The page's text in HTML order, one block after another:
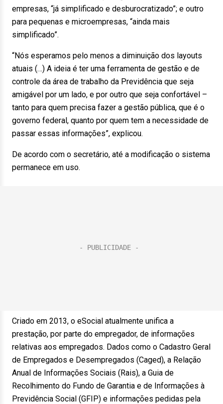
empresas, “já simplificado e desburocratizado”; e outro
para pequenas e microempresas, “ainda mais
simplificado”.
“Nós esperamos pelo menos a diminuição dos layouts
atuais (…) A ideia é ter uma ferramenta de gestão e de
controle da área de trabalho da Previdência que seja
amigável por um lado, e por outro que seja confortável –
tanto para quem precisa fazer a gestão pública, que é o
governo federal, quanto por quem tem a necessidade de
passar essas informações”, explicou.
De acordo com o secretário, até a modificação o sistema
permanece em uso.
Criado em 2013, o eSocial atualmente unifica a
prestação, por parte do empregador, de informações
relativas aos empregados. Dados como o Cadastro Geral
de Empregados e Desempregados (Caged), a Relação
Anual de Informações Sociais (Rais), a Guia de
Recolhimento do Fundo de Garantia e de Informações à
Previdência Social (GFIP) e informações pedidas pela